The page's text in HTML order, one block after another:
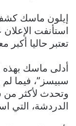
إيلون ماسك
استأنفت
تعتبر حاليا
أدلى ماسك بهذه
سبيسز”، فيما
وتحدث لأكثر من
الدردشة، التي